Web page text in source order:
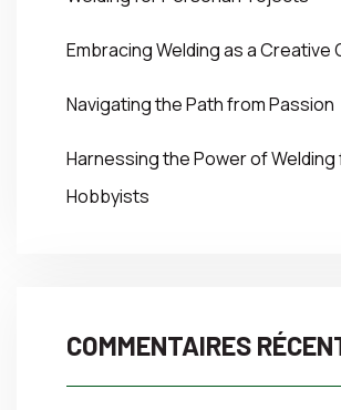
Embracing Welding as a Creative
Navigating the Path from Passion
Harnessing the Power of
Hobbyists
COMMENTAIRES